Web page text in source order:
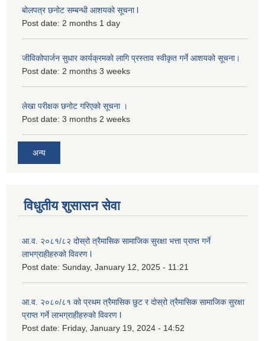
बोलपत्र छनोट सम्बन्धी आशयको सूचना l
Post date: 2 months 1 day
जीविकोपार्जन सुधार कार्यक्रमको लागि प्रस्ताव स्वीकृत गर्ने आशयको सूचना।
Post date: 2 months 3 weeks
लेखा परीक्षक छनोट गरिएको सूचना ।
Post date: 3 months 2 weeks
अन्य
विधुतीय शुसासन सेवा
आ.व. २०८१/८२ दोस्रो त्रैमासिक सामाजिक सुरक्षा भत्ता प्राप्त गर्ने
लाभग्राहीहरुको विवरण l
Post date: Sunday, January 12, 2025 - 11:21
आ.व. २०८०/८१ को प्रथम त्रैमासिक छुट र दोस्रो त्रैमासिक सामाजिक सुरक्षा
प्राप्त गर्ने लाभग्राहीहरुको विवरण l
Post date: Friday, January 19, 2024 - 14:52